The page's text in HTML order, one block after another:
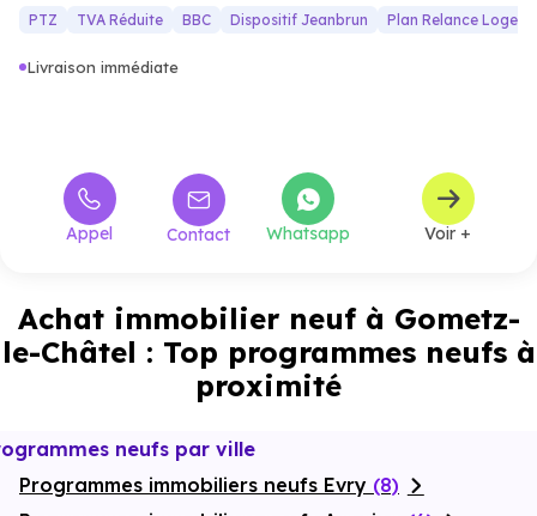
habitants. Un local à vélo complète l’offre, facilitant les trajets
quotidiens enmobilité douce.
PTZ TVA Réduite BBC Dispositif Jeanbrun Plan Relance
Livraison immédiate
Appel Contact Whatsapp Voir +
Achat immobilier neuf à Gometz-
le-Châtel : Top programmes neufs à
proximité
neufs par ville
Programmes immobiliers neufs Evry (8)